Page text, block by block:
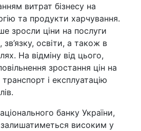
витрат бізнесу на
та продукти харчування.
зросли ціни на послуги
освіти, а також в
На відміну від цього,
зростання цін на
і експлуатацію
банку України,
залишатиметься високим у